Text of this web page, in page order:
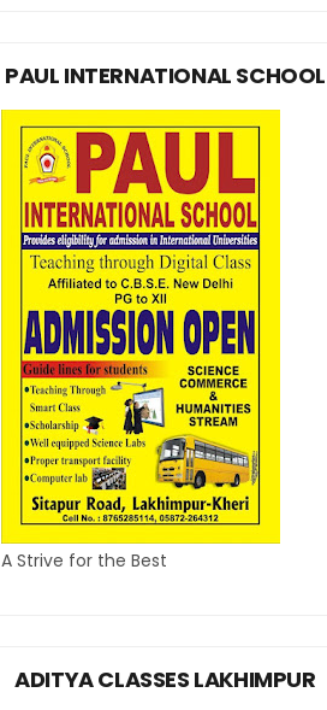
PAUL INTERNATIONAL SCHOOL
A Strive for the Best
ADITYA CLASSES LAKHIMPUR